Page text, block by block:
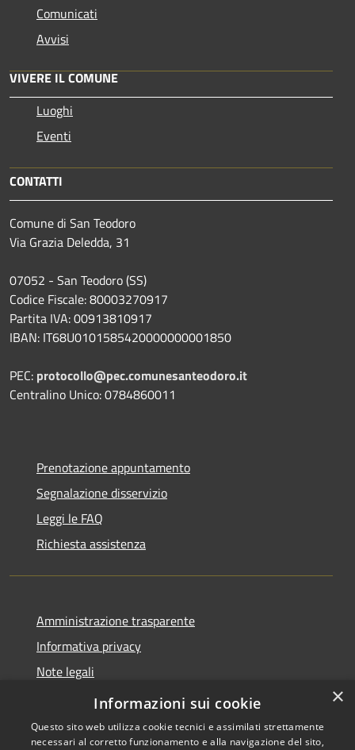
Comunicati
Avvisi
VIVERE IL COMUNE
Luoghi
Eventi
CONTATTI
Comune di San Teodoro
Via Grazia Deledda, 31
07052 - San Teodoro (SS)
Codice Fiscale: 80003270917
Partita IVA: 00913810917
IBAN: IT68U0101585420000000001850
PEC: protocollo@pec.comunesanteodoro.it
Centralino Unico: 0784860011
Prenotazione appuntamento
Segnalazione disservizio
Leggi le FAQ
Richiesta assistenza
Amministrazione trasparente
Informativa privacy
Note legali
Dichiarazione di accessibilità
×
Informazioni sui cookie
Questo sito web utilizza cookie tecnici e assimilati strettamente
necessari al corretto funzionamento e alla navigazione del sito,